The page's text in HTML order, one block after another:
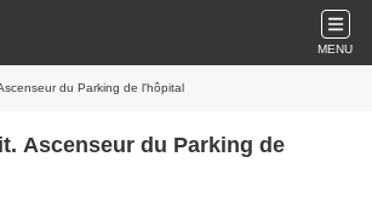
MENU
du Parking de l'hôpital
Ascenseur du Parking de